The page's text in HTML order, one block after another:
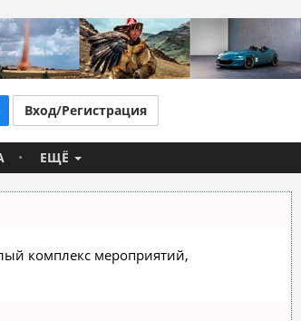
Вход/Регистрация
ЕЩЁ
комплекс мероприятий,